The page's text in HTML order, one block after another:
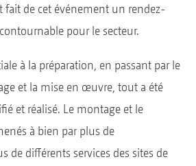
fait de cet événement un rendez-
pour le secteur.
à la préparation, en passant par le
et la mise en œuvre, tout a été
et réalisé. Le montage et le
à bien par plus de
de différents services des sites de